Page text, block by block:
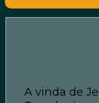
A vinda de